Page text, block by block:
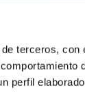
terceros, con
perfil
privacitat
de compra
cookies
- Bases legals